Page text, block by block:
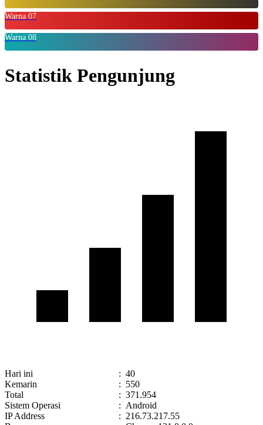
Warna 07
Warna 08
Statistik Pengunjung
Hari ini : 40
Kemarin
: 550
Total
: 371.954
Sistem Operasi
: Android
IP Address
: 216.73.217.55